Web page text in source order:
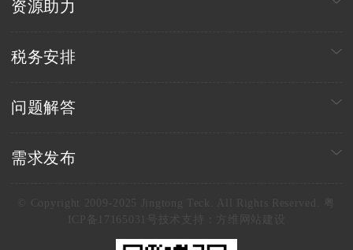
资源助力
税务安排
问题解答
需求发布
© Copyright 2009-2025 Jingtong Teck. All Rights Reserved. 粤
ICP备17165031号
方维网站建设